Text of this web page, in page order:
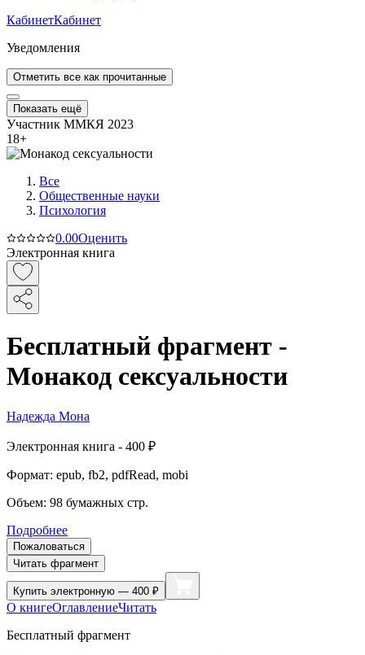
КабинетКабинет
Уведомления
Отметить все как прочитанные
Показать ещё
Участник ММКЯ 2023
18+
Все
Общественные науки
Психология
0.00Оценить
Электронная книга
Бесплатный фрагмент -
Монакод сексуальности
Надежда Мона
Электронная книга - 400 ₽
Формат: epub, fb2, pdfRead, mobi
Объем: 98 бумажных стр.
Подробнее
Пожаловаться
Читать фрагмент
Купить электронную — 400 ₽
О книгеОглавлениеЧитать
Бесплатный фрагмент